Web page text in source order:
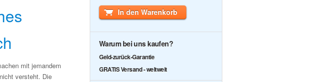
mit jemandem
versteht. Die
In den Warenkorb
Warum bei uns kaufen?
Geld-zurück-Garantie
GRATIS Versand - weltweit